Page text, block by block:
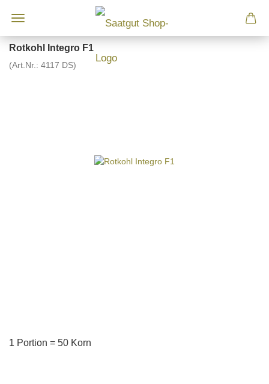
Rotkohl Integro F1
(Art.Nr.: 4117 DS)
1 Portion = 50 Korn